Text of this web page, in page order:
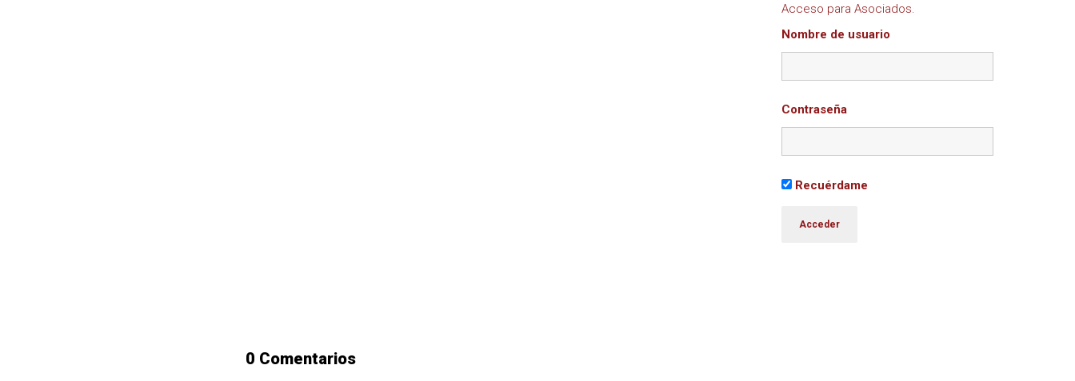
Acceso para Asociados.
Nombre de usuario
Contraseña
Recuérdame
0 Comentarios